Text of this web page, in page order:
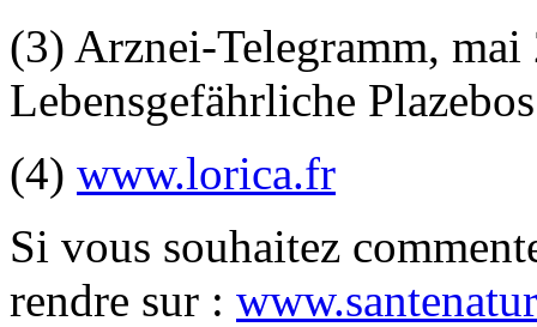
(3) Arznei-Telegramm,
Lebensgefährliche
(4) www.lorica.fr
Si vous souhaitez
rendre sur :